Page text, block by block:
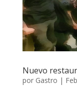
Nuevo
por Gastro |